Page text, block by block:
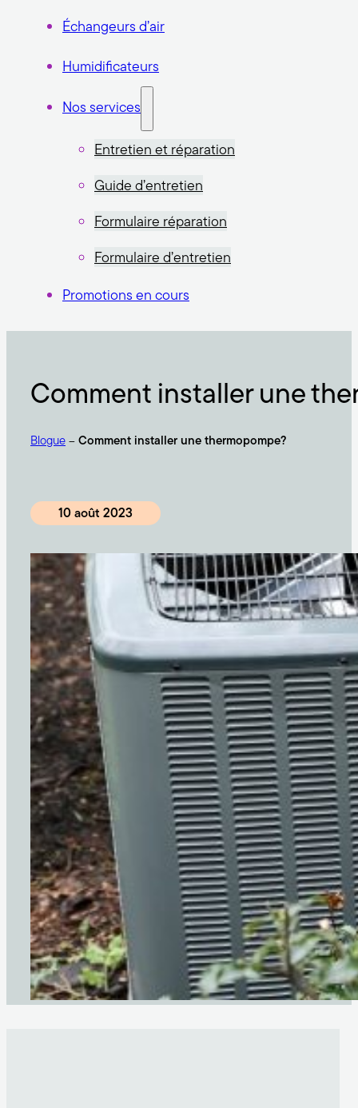
Échangeurs d’air
Humidificateurs
Nos services
Entretien et réparation
Guide d’entretien
Formulaire réparation
Formulaire d’entretien
Promotions en cours
Comment installer une
Blogue–Comment installer une thermopompe?
10 août 2023